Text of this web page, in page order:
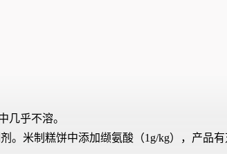
几乎不溶。
。米制糕饼中添加缬氨酸（1g/kg），产品